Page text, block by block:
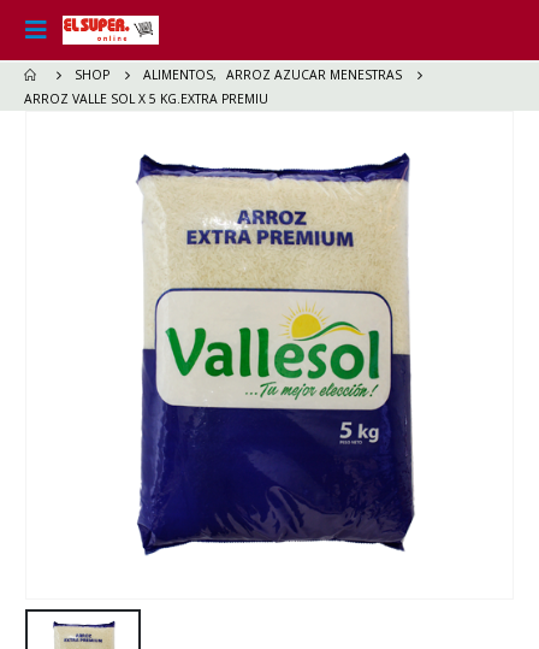
SHOP ALIMENTOS,
ARROZ AZUCAR MENESTRAS
ARROZ VALLE SOL X 5 KG.EXTRA PREMIU